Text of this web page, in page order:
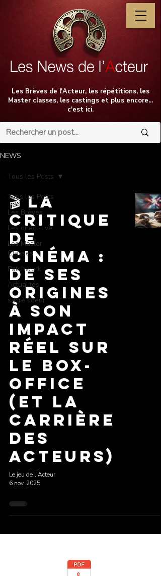
Les Brèves de l'Acteur, les répétitions, les
Master classes, les castings et plus encore...
c'est ici.
NEWS
Tous les Posts
Les Brèves
Les direct-live
Les Master
Classes
Patchwork
Actualités
sacré coeur
Tous les Posts
🎬 La
Critique
de
Cinéma :
De ses
Origines
à son
Impact
Réel sur
le Box-
Office
(et la
Carrière
des
Acteurs)
Le jeu de l'Acteur
6 nov. 2025